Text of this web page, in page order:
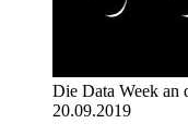
Die Data Week
20.09.2019